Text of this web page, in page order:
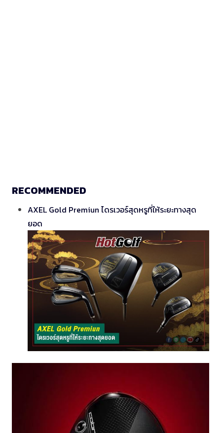
RECOMMENDED
AXEL Gold Premiun ไดรเวอร์สุดหรูที่ให้ระยะทางสุด
ยอด